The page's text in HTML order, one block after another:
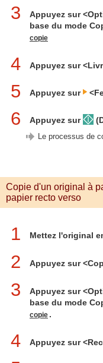
3
Appuyez sur
base du mode
copie
4 Appuyez sur
5 Appuyez sur
6 Appuyez sur
Le processus de
Copie d'un original à
papier recto verso
1 Mettez l'original
2 Appuyez sur
3
Appuyez sur
base du mode
copie .
4 Appuyez sur